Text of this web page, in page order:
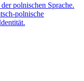
polnischen Sprache.
polnische